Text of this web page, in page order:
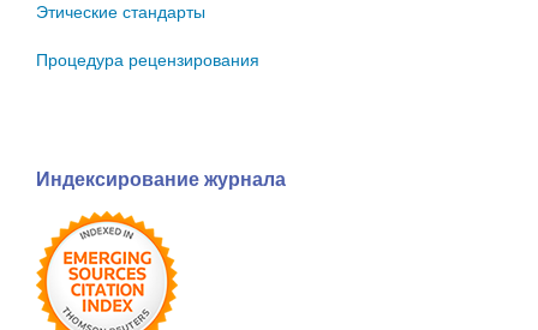
Этические стандарты
Процедура рецензирования
Индексирование журнала